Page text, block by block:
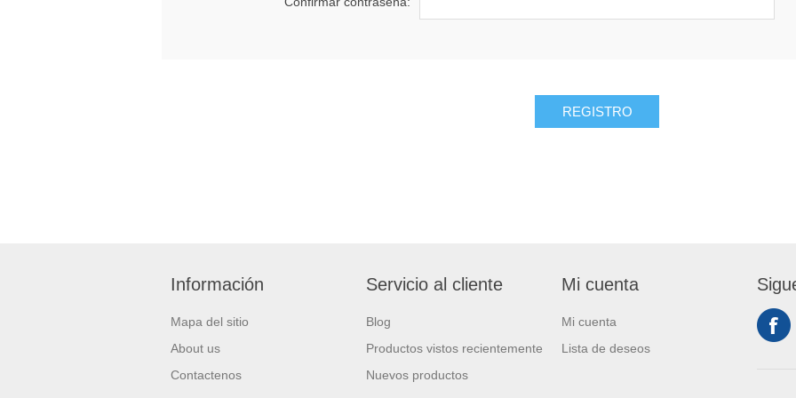
REGISTRO
Información
Mapa del sitio
About us
Contactenos
Servicio al cliente
Blog
Productos vistos recientemente
Nuevos productos
Mi cuenta
Mi cuenta
Lista de deseos